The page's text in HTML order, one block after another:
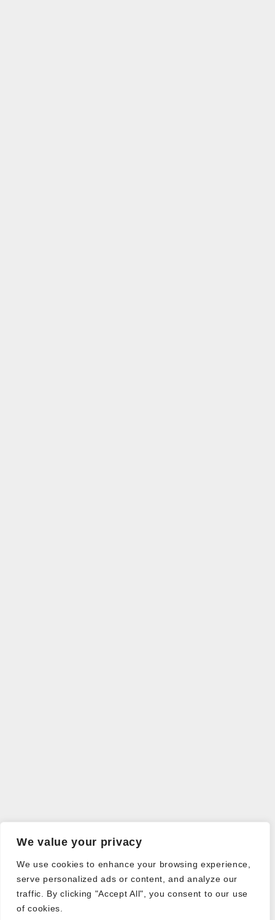
We value your privacy
We use cookies to enhance your browsing experience,
serve personalized ads or content, and analyze our
traffic. By clicking "Accept All", you consent to our use
of cookies.